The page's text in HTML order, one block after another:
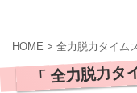
HOME > 全力脱力タイム
「 全力脱力タ